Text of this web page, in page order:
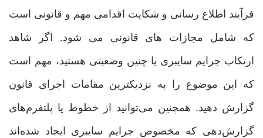
فرآیند اطلاع رسانی و شکایت اقدامی مهم و قانونی است
که شامل مجازات های قانونی می شود. اگر شاهد
ارتکاب جرایم سایبری یا چنین وضعیتی هستید، مهم است
که این موضوع را به نزدیکترین مقامات اجرای قانون
گزارش دهید. همچنین می‌توانید از خطوط یا پلتفرم‌های
گزارش‌دهی که مخصوص جرایم سایبری ایجاد شده‌اند